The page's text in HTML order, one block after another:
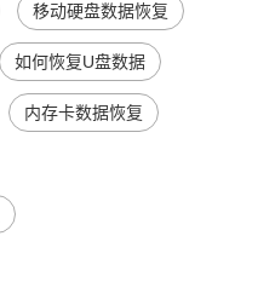
移动硬盘数据恢复
如何恢复U盘数据
内存卡数据恢复